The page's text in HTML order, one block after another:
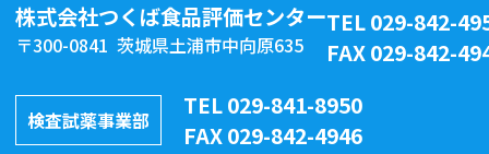
株式会社つくば食品評価センター
〒300-0841 茨城県土浦市中向原635
TEL 029-842-
FAX 029-842-
検査試薬事業部
TEL 029-841-8950
FAX 029-842-4946